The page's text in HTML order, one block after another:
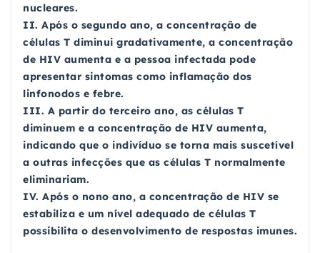
nucleares.
II. Após o segundo ano, a concentração de
células T diminui gradativamente, a concentração
de HIV aumenta e a pessoa infectada pode
apresentar sintomas como inflamação dos
linfonodos e febre.
III. A partir do terceiro ano, as células T
diminuem e a concentração de HIV aumenta,
indicando que o indivíduo se torna mais suscetível
a outras infecções que as células T normalmente
eliminariam.
IV. Após o nono ano, a concentração de HIV se
estabiliza e um nível adequado de células T
possibilita o desenvolvimento de respostas imunes.